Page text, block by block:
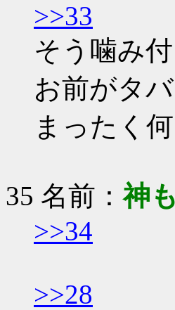
>>33
そう噛み
お前がタ
まったく
35 名前：神
>>34
>>28